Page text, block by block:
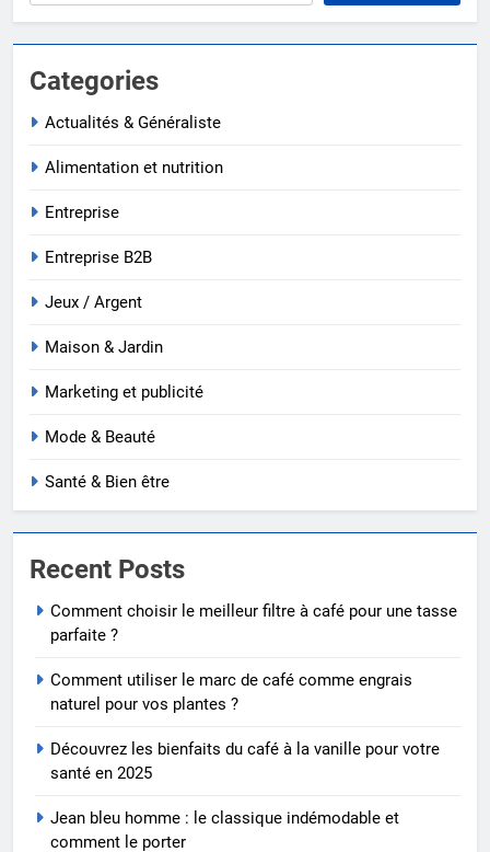
Categories
Actualités & Généraliste
Alimentation et nutrition
Entreprise
Entreprise B2B
Jeux / Argent
Maison & Jardin
Marketing et publicité
Mode & Beauté
Santé & Bien être
Recent Posts
Comment choisir le meilleur filtre à café pour une tasse
parfaite ?
Comment utiliser le marc de café comme engrais
naturel pour vos plantes ?
Découvrez les bienfaits du café à la vanille pour votre
santé en 2025
Jean bleu homme : le classique indémodable et
comment le porter